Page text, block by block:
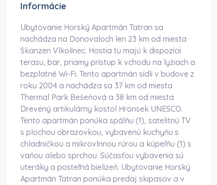
Informácie
Ubytovanie Horský Apartmán Tatran sa
nachádza na Donovaloch len 23 km od miesta
Skanzen Vlkolínec. Hostia tu majú k dispozícii
terasu, bar, priamy prístup k vchodu na lyžiach a
bezplatné Wi-Fi. Tento apartmán sídli v budove z
roku 2004 a nachádza sa 37 km od miesta
Thermal Park Bešeňová a 38 km od miesta
Drevený artikulárny kostol Hronsek UNESCO.
Tento apartmán ponúka spálňu (1), satelitnú TV
s plochou obrazovkou, vybavenú kuchyňu s
chladničkou a mikrovlnnou rúrou a kúpeľňu (1) s
vaňou alebo sprchou. Súčasťou vybavenia sú
uteráky a posteľná bielizeň. Ubytovanie Horský
Apartmán Tatran ponúka predaj skipasov a v